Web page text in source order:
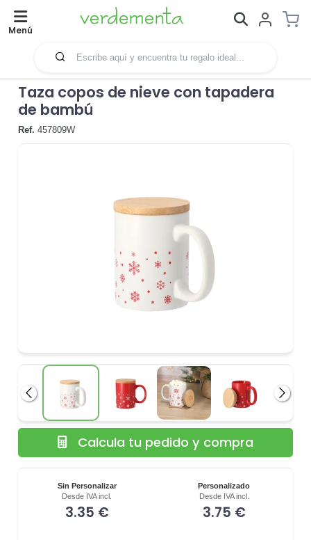
Menú
Taza copos de nieve con tapadera
de bambú
Ref. 457809W
Anterior
Sin Personalizar
Desde IVA incl.
3.35 €
Personalizado
Desde IVA incl.
3.75 €
Calcula tu pedido y compra